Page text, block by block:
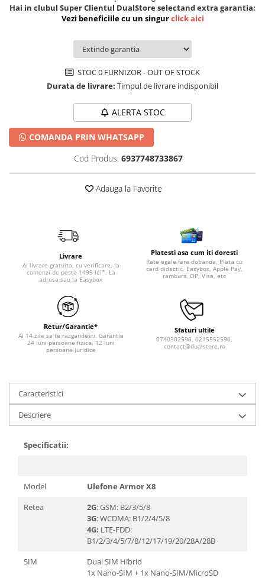
Hai in clubul Super Clientul DualStore selectand extra garantia:
Vezi beneficiile cu un singurclick aici
STOC 0 FURNIZOR - OUT OF STOCK
Durata de livrare: Timpul de livrare indisponibil
ALERTA STOC
COMANDA PRIN WHATSAPP
Cod Produs: 6937748733867
Adauga la Favorite
Livrare
Ai livrare gratuita, cu verificare, la
comenzi de peste 1499 lei*. La
adresa sau la Easybox
Platesti asa cum iti doresti
Rate egale fara dobanda, Plata cu
card didactic, Easybox, Apple Pay,
ramburs, OP, Visa, etc
Retur/Garantie*
Ai 14 zile sa te razgandesti. Garantie
24 luni persoane fizice, 12 luni
persoane juridice
Sfaturi ultile
0740302590, 0215552590,
contact@dualstore.ro
Caracteristici
Descriere
Specificatii:
Model
Ulefone Armor X8
Retea
2G: GSM: B2/3/5/8
3G: WCDMA: B1/2/4/5/8
4G: LTE-FDD:
B1/2/3/4/5/7/8/12/17/19/20/28A/28B
SIM
Dual SIM Hibrid
1x Nano-SIM + 1x Nano-SIM/MicroSD